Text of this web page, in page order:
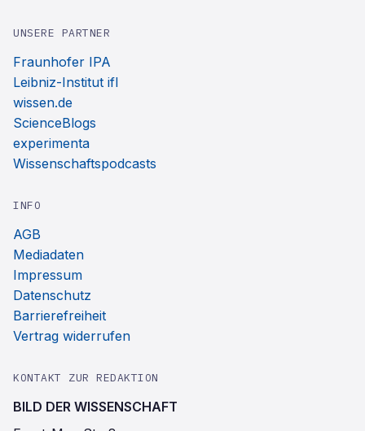
UNSERE PARTNER
Fraunhofer IPA
Leibniz-Institut ifl
wissen.de
ScienceBlogs
experimenta
Wissenschaftspodcasts
INFO
AGB
Mediadaten
Impressum
Datenschutz
Barrierefreiheit
Vertrag widerrufen
KONTAKT ZUR REDAKTION
BILD DER WISSENSCHAFT